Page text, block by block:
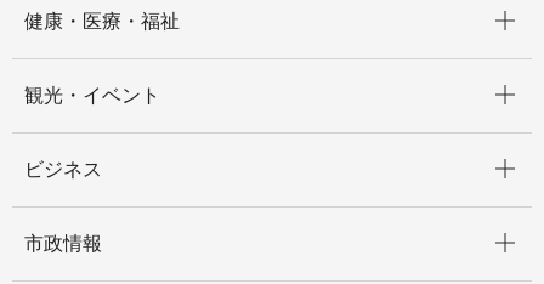
健康・医療・福祉
観光・イベント
ビジネス
市政情報